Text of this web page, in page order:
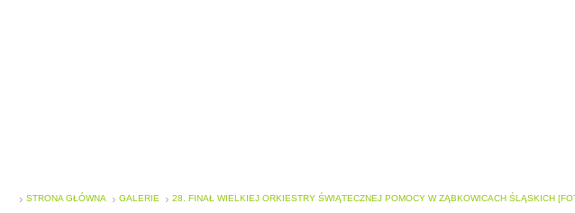
STRONA GŁÓWNA GALERIE 28. FINAŁ WIELKIEJ ORKIESTRY ŚWIĄTECZNEJ POMOCY W ZĄBKOWICACH ŚLĄSKICH